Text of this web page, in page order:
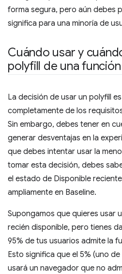
forma segura, pero aún debes
significa para una minoría de
Cuándo usar y
polyfill de una
La decisión de usar un polyfill
completamente de los
Sin embargo, debes tener en
generar desventajas en la
que debes intentar usar la
tomar esta decisión, debes
el estado de Disponible
ampliamente en Baseline.
Supongamos que quieres usar
recién disponible, pero tienes
95% de tus usuarios admite la
Esto significa que el 5% (uno
usará un navegador que no